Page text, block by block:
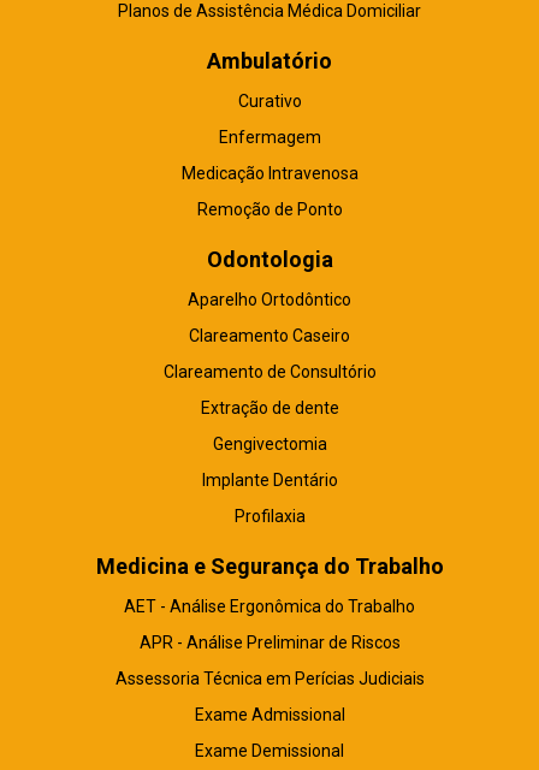
Planos de Assistência Médica Domiciliar
Ambulatório
Curativo
Enfermagem
Medicação Intravenosa
Remoção de Ponto
Odontologia
Aparelho Ortodôntico
Clareamento Caseiro
Clareamento de Consultório
Extração de dente
Gengivectomia
Implante Dentário
Profilaxia
Medicina e Segurança do Trabalho
AET - Análise Ergonômica do Trabalho
APR - Análise Preliminar de Riscos
Assessoria Técnica em Perícias Judiciais
Exame Admissional
Exame Demissional